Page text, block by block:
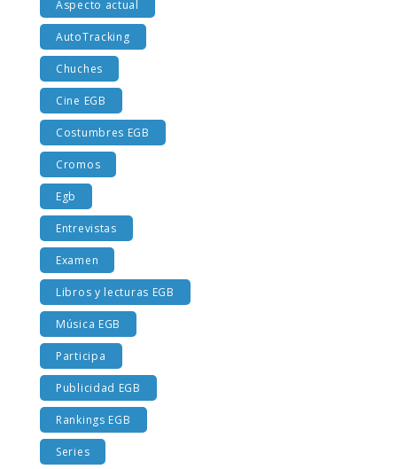
Aspecto actual
AutoTracking
Chuches
Cine EGB
Costumbres EGB
Cromos
Egb
Entrevistas
Examen
Libros y lecturas EGB
Música EGB
Participa
Publicidad EGB
Rankings EGB
Series